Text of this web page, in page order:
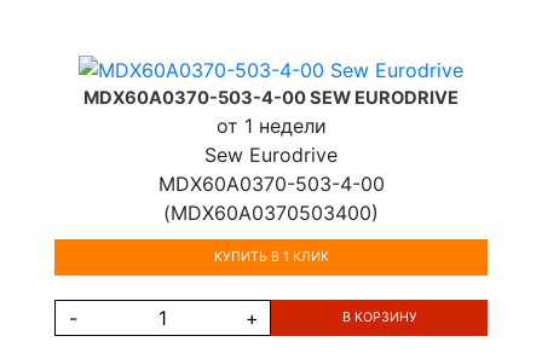
MDX60A0370-503-4-00 SEW EURODRIVE
от 1 недели
Sew Eurodrive
MDX60A0370-503-4-00
(MDX60A0370503400)
КУПИТЬ В 1 КЛИК
- + В КОРЗИНУ